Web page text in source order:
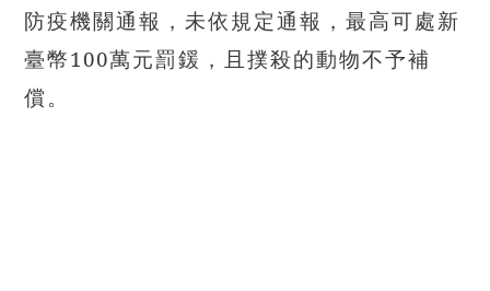
防疫機關通報，未依規定通報，最高可處新
臺幣100萬元罰鍰，且撲殺的動物不予補
償。